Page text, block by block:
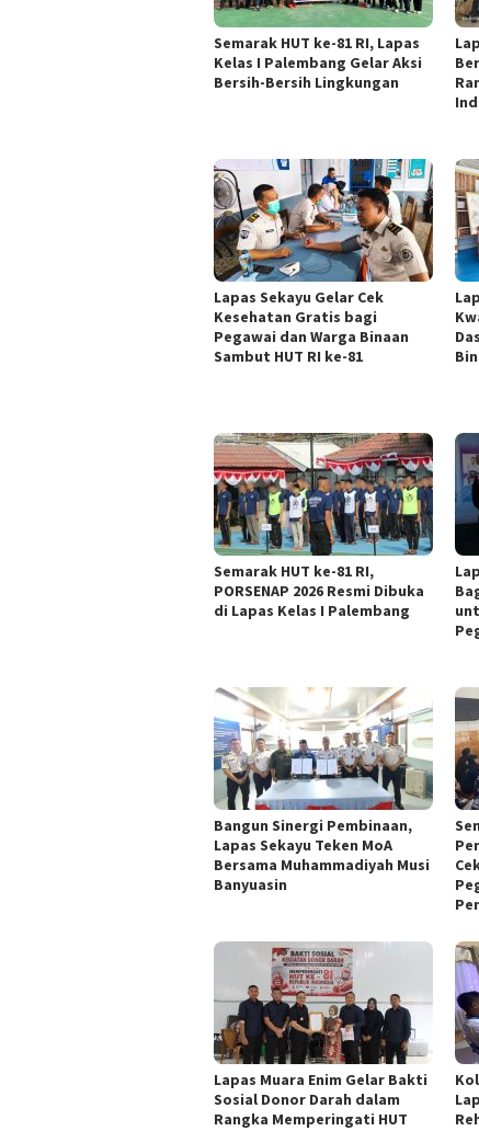
Semarak HUT ke-81 RI, Lapas
Kelas I Palembang Gelar Aksi
Bersih-Bersih Lingkungan
Lapas Sekayu Gelar Cek
Kesehatan Gratis bagi
Pegawai dan Warga Binaan
Sambut HUT RI ke-81
Semarak HUT ke-81 RI,
PORSENAP 2026 Resmi Dibuka
di Lapas Kelas I Palembang
Bangun Sinergi Pembinaan,
Lapas Sekayu Teken MoA
Bersama Muhammadiyah Musi
Banyuasin
Lapas Muara Enim Gelar Bakti
Sosial Donor Darah dalam
Rangka Memperingati HUT